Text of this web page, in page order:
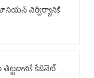
నిర్వీర్యానికి
కేబినెట్‌